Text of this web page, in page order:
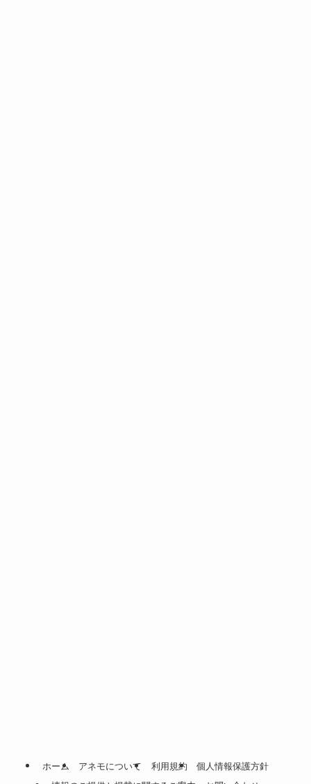
ホーム アネモについて 利用規約
個人情報保護方針